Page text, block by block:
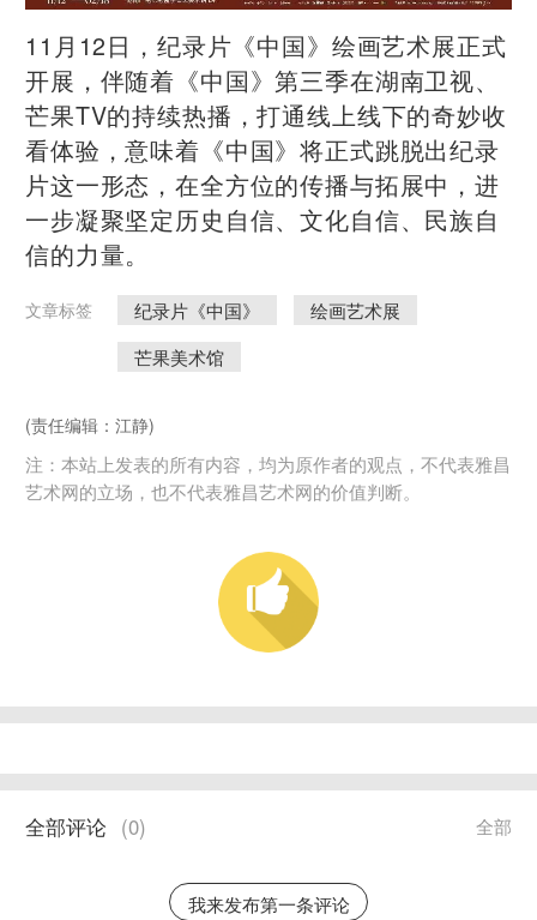
​11月12日，纪录片《中国》绘画艺术展正式
开展，伴随着《中国》第三季在湖南卫视、
芒果TV的持续热播，打通线上线下的奇妙收
看体验，意味着《中国》将正式跳脱出纪录
片这一形态，在全方位的传播与拓展中，进
一步凝聚坚定历史自信、文化自信、民族自
信的力量。
文章标签 纪录片《中国》
绘画艺术展
芒果美术馆
(责任编辑：江静)
注：本站上发表的所有内容，均为原作者的观点，不代表雅昌
艺术网的立场，也不代表雅昌艺术网的价值判断。
全部
全部评论 (0)
我来发布第一条评论